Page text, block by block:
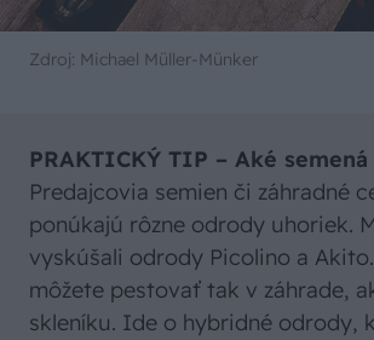
Zdroj: Michael Müller-Münker
PRAKTICKÝ TIP – Aké
Predajcovia semien či záhradné
ponúkajú rôzne odrody uhoriek.
vyskúšali odrody Picolino a
môžete pestovať tak v záhrade,
skleníku. Ide o hybridné odrody,